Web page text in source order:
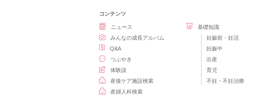
コンテンツ
ニュース
みんなの成長アルバム
Q&A
つぶやき
体験談
産後ケア施設検索
産婦人科検索
基礎知識
妊娠前・妊活
妊娠中
出産
育児
不妊・不妊治療